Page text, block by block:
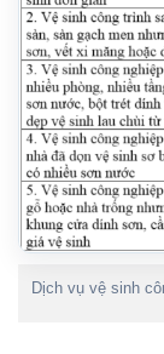
Dịch vụ vệ sinh